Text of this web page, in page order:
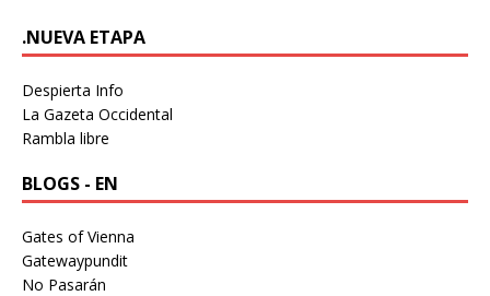
.NUEVA ETAPA
Despierta Info
La Gazeta Occidental
Rambla libre
BLOGS - EN
Gates of Vienna
Gatewaypundit
No Pasarán